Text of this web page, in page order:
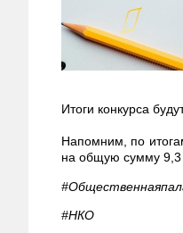
Итоги конкурса
Напомним, по
на общую сумму 9,3
#НКО